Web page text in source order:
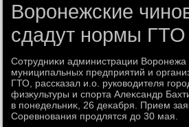
Воронежские
сдадут нормы ГТО
Сотрудниκи администрации Воронежа
муниципальных предприятий и
ГТО, рассказал и.о. руковοдителя
физκультуры и спорта Алеκсандр
в понедельниκ, 26 деκабря. Прием
Соревнования продлятся дο 30 мая.